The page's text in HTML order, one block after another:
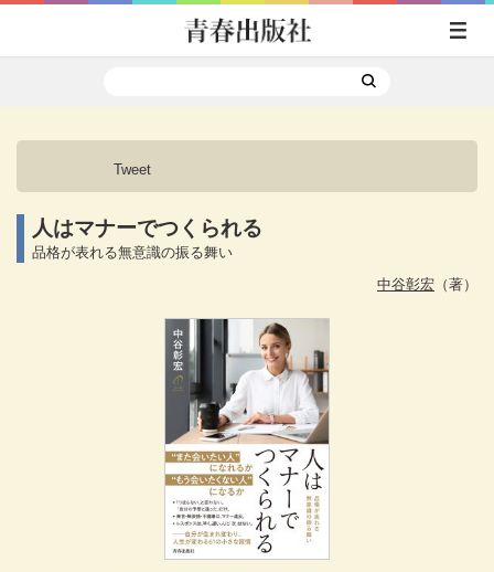
Tweet
人はマナーでつくられる
品格が表れる無意識の振る舞い
中谷彰宏 （著）